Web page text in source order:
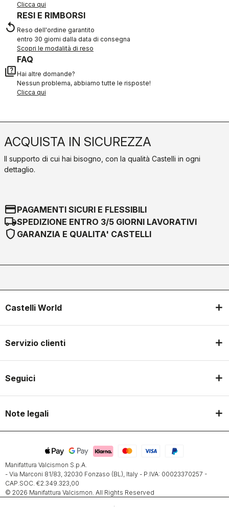
Clicca qui
replay
RESI E RIMBORSI
Reso dell'ordine garantito
entro 30 giorni dalla data di consegna
Scopri le modalità di reso
quiz
FAQ
Hai altre domande?
Nessun problema, abbiamo tutte le risposte!
Clicca qui
ACQUISTA IN SICUREZZA
Il supporto di cui hai bisogno, con la qualità Castelli in ogni
dettaglio.
credit_cardPAGAMENTI SICURI E FLESSIBILI
local_shippingSPEDIZIONE ENTRO 3/5 GIORNI LAVORATIVI
shield GARANZIA E QUALITA' CASTELLI
Castelli World
Servizio clienti
Seguici
Note legali
Manifattura Valcismon S.p.A.
- Via Marconi 81/83, 32030 Fonzaso (BL), Italy - P.IVA: 00023370257 -
CAP.SOC. €2.349.323,00
© 2026 Manifattura Valcismon. All Rights Reserved